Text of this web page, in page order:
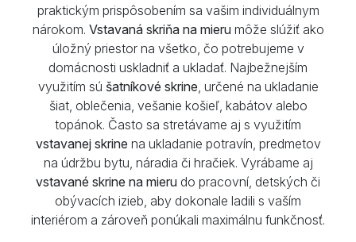
praktickým prispôsobením sa vašim individuálnym
nárokom. Vstavaná skriňa na mierumôže slúžiť ako
úložný priestor na všetko, čo potrebujeme v
domácnosti uskladniť a ukladať. Najbežnejším
využitím sú šatníkové skrine, určené na ukladanie
šiat, oblečenia, vešanie košieľ, kabátov alebo
topánok. Často sa stretávame aj s využitím
vstavanej skrine na ukladanie potravín, predmetov
na údržbu bytu, náradia či hračiek. Vyrábame aj
vstavané skrine na mieru do pracovní, detských či
obývacích izieb, aby dokonale ladili s vaším
interiérom a zároveň ponúkali maximálnu funkčnosť.